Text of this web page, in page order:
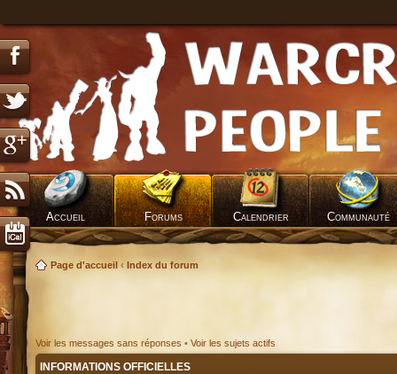
Accueil Forums Calendrier Communauté
Page d'accueil ‹ Index du forum
Voir les messages sans réponses • Voir les sujets actifs
INFORMATIONS OFFICIELLES